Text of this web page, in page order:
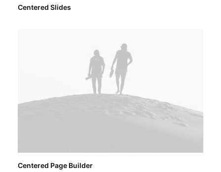
Centered Slides
Centered Page Builder